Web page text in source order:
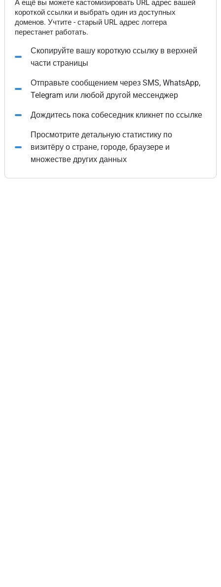
А ещё вы можете кастомизировать URL адрес вашей
короткой ссылки и выбрать один из доступных
доменов. Учтите - старый URL адрес логгера
перестанет работать.
Скопируйте вашу короткую ссылку в верхней
части страницы
Отправьте сообщением через SMS, WhatsApp,
Telegram или любой другой мессенджер
Дождитесь пока собеседник кликнет по ссылке
Просмотрите детальную статистику по
визитёру о стране, городе, браузере и
множестве других данных